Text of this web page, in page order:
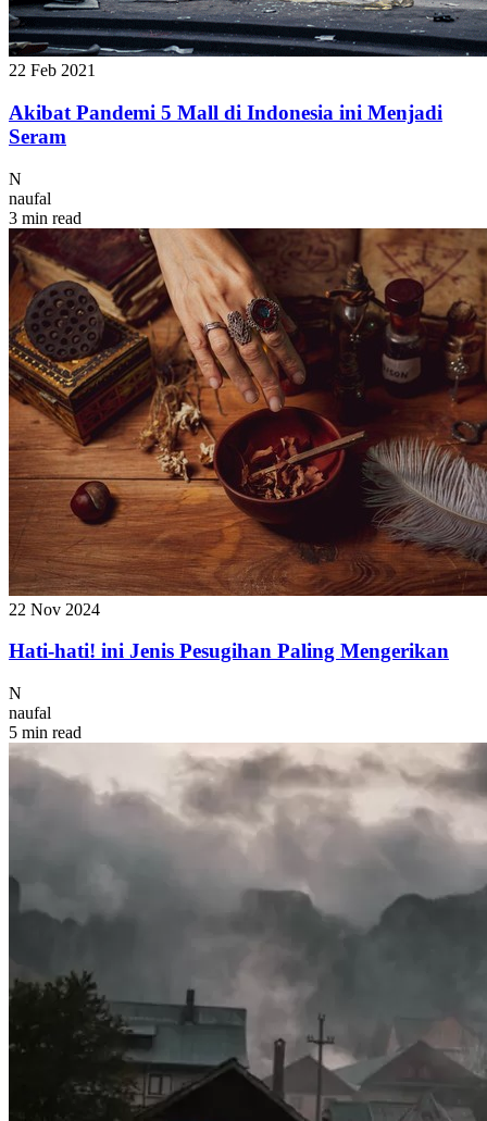
22 Feb 2021
Akibat Pandemi 5 Mall di Indonesia ini Menjadi
Seram
N
naufal
3 min read
22 Nov 2024
Hati-hati! ini Jenis Pesugihan Paling Mengerikan
N
naufal
5 min read